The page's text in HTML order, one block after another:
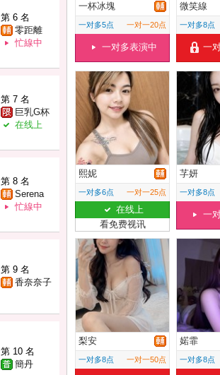
第 6 名
零距離
忙線中
第 7 名
巨乳G杯
在线上
第 8 名
Serena
忙線中
第 9 名
香奈奈子
第 10 名
簡丹
一杯冰塊
一对多5点 一对一20点
一对多表演中
微笑線
一对多8点
一
熙妮
一对多6点 一对一25点
在线上
看免费视讯
芓妍
一对多8点
一
梨安
一对多8点 一对一50点
婼霏
一对多8点